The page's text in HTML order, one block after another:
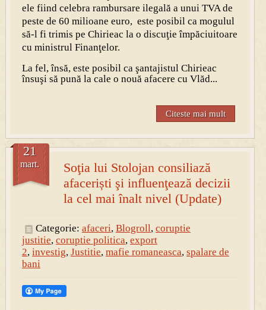
ele fiind celebra rambursare ilegală a unui TVA de
peste de 60 milioane euro, este posibil ca mogulul
să-l fi trimis pe Chirieac la o discuţie împăciuitoare
cu ministrul Finanţelor.
La fel, însă, este posibil ca şantajistul Chirieac
însuşi să pună la cale o nouă afacere cu Vlăd...
Citeste mai mult
Soţia lui Stolojan consiliază
afaceriști şi influenţează decizii
la cel mai înalt nivel (Update)
21
mart.
Categorie: afaceri, Blogroll, coruptie
justitie, coruptie politica, export
2, investig, Justitie, mafie romaneasca, spalare de
bani